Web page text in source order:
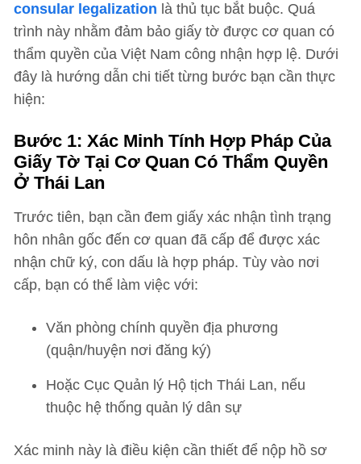
consular legalization là thủ tục bắt buộc. Quá
trình này nhằm đảm bảo giấy tờ được cơ quan có
thẩm quyền của Việt Nam công nhận hợp lệ. Dưới
đây là hướng dẫn chi tiết từng bước bạn cần thực
hiện:
Bước 1: Xác Minh Tính Hợp Pháp Của
Giấy Tờ Tại Cơ Quan Có Thẩm Quyền
Ở Thái Lan
Trước tiên, bạn cần đem giấy xác nhận tình trạng
hôn nhân gốc đến cơ quan đã cấp để được xác
nhận chữ ký, con dấu là hợp pháp. Tùy vào nơi
cấp, bạn có thể làm việc với:
Văn phòng chính quyền địa phương
(quận/huyện nơi đăng ký)
Hoặc Cục Quản lý Hộ tịch Thái Lan, nếu
thuộc hệ thống quản lý dân sự
Xác minh này là điều kiện cần thiết để nộp hồ sơ